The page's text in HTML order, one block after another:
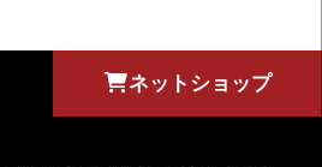
ネットショップ